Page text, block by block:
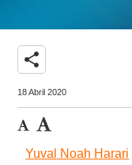
share
18 Abril 2020
Yuval Noah Harari